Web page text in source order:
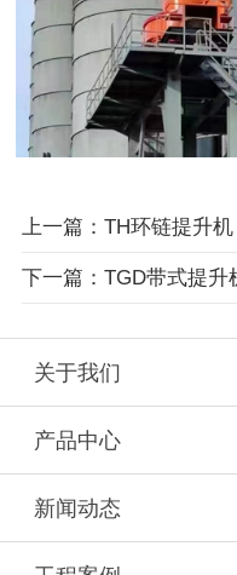
上一篇：TH环链提升机
下一篇：TGD带式提升
关于我们
产品中心
新闻动态